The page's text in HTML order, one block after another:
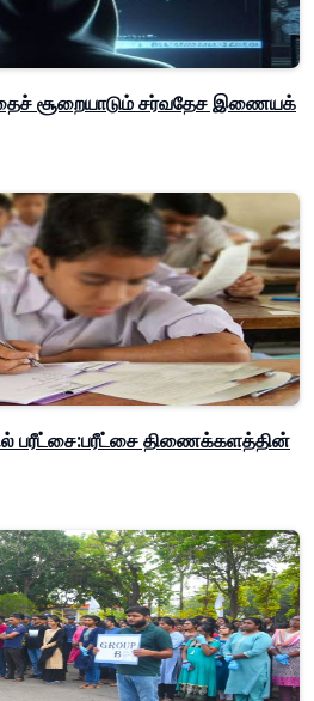
சூறையாடும் சர்வதேச இணையக்
பரீட்சை:பரீட்சை திணைக்களத்தின்